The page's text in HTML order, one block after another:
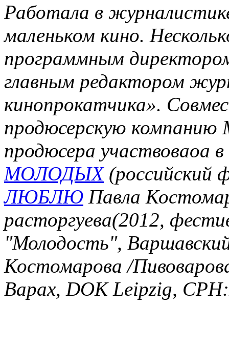
Работала в
маленьком кино.
программным
главным редактором
кинопрокатчика».
продюсерскую компанию
продюсера участвоваоа
МОЛОДЫХ(российский
ЛЮБЛЮ Павла
расторгуева(2012,
"Молодость",
Костомарова /
Варах, DOK Leipzig,